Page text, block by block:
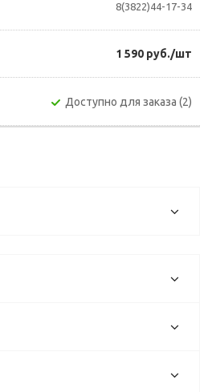
8(3822)44-17-34
1 590 руб./шт
Доступно для заказа (2)